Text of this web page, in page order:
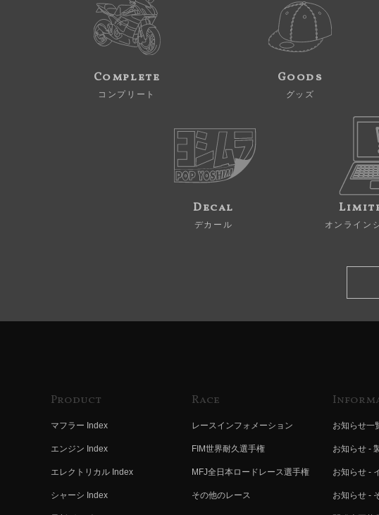
Complete
コンプリート
Goods
グッズ
Decal
デカール オンライン
Product
マフラー Index
エンジン Index
エレクトリカル Index
シャーシ Index
Race
レースインフォメーション
FIM世界耐久選手権
MFJ全日本ロードレース選手権
その他のレース
お知らせ一
お知らせ -
お知らせ -
お知らせ -